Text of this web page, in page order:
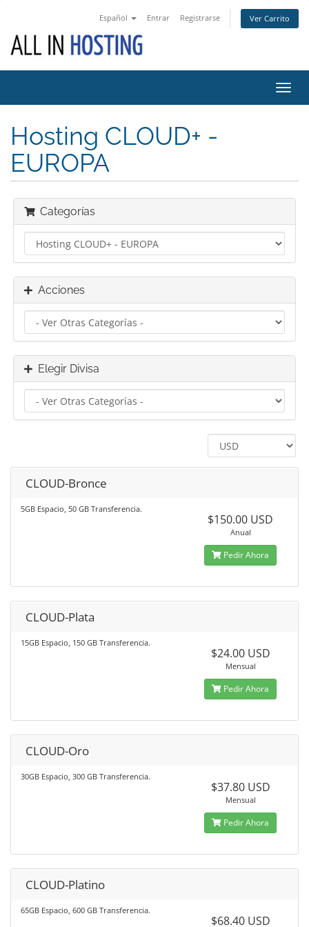
Español Entrar Registrarse Ver Carrito
Hosting CLOUD+ -
EUROPA
Categorías
Acciones
Elegir Divisa
CLOUD-Bronce
5GB Espacio, 50 GB Transferencia.
$150.00 USD
Anual
Pedir Ahora
CLOUD-Plata
15GB Espacio, 150 GB Transferencia.
$24.00 USD
Mensual
Pedir Ahora
CLOUD-Oro
30GB Espacio, 300 GB Transferencia.
$37.80 USD
Mensual
Pedir Ahora
CLOUD-Platino
65GB Espacio, 600 GB Transferencia.
$68.40 USD